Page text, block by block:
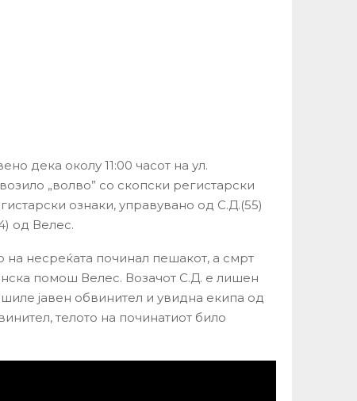
дека околу 11:00 часот на ул.
„волво” со скопски регистарски
ознаки, управувано од С.Д.(55)
од Велес.
несреќата починал пешакот, а смрт
помош Велес. Возачот С.Д. е лишен
јавен обвинител и увидна екипа од
телото на починатиот било